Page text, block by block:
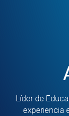
Líder de
experiencia